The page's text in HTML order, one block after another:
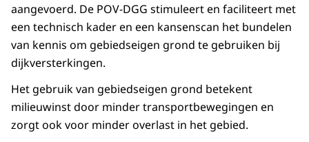
aangevoerd. De POV-DGG stimuleert en faciliteert met
een technisch kader en een kansenscan het bundelen
van kennis om gebiedseigen grond te gebruiken bij
dijkversterkingen.
Het gebruik van gebiedseigen grond betekent
milieuwinst door minder transportbewegingen en
zorgt ook voor minder overlast in het gebied.